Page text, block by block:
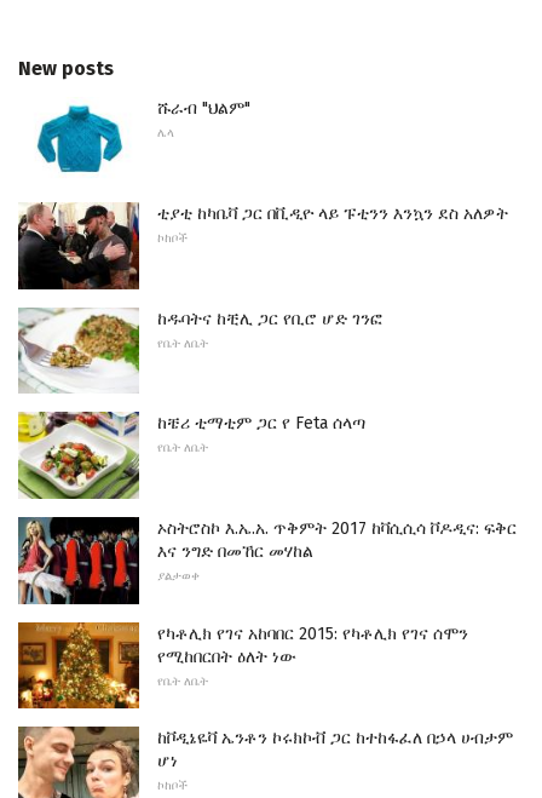
New posts
ሹራብ "ህልም"
ሌላ
ቲያቲ ከካቤቫ ጋር በቪዲዮ ላይ ፑቲንን እንኳን ደስ አለዎት
ኮከቦች
ከዱባትና ከቺሊ ጋር የቢሮ ሆድ ገንፎ
የቤት ለቤት
ከቼሪ ቲማቲም ጋር የ Feta ሰላጣ
የቤት ለቤት
ኦስትሮስኮ እ.ኤ.አ. ጥቅምት 2017 ከቫሲሲሳ ቮዶዲና: ፍቅር
እና ንግድ በመኸር መሃከል
ያልታወቀ
የካቶሊክ የገና አከባበር 2015: የካቶሊክ የገና ሰሞን
የሚከበርበት ዕለት ነው
የቤት ለቤት
ከቮዲኔዬቫ ኤንቶን ኮሩክኮቭ ጋር ከተከፋፈለ በኃላ ሀብታም
ሆነ
ኮከቦች